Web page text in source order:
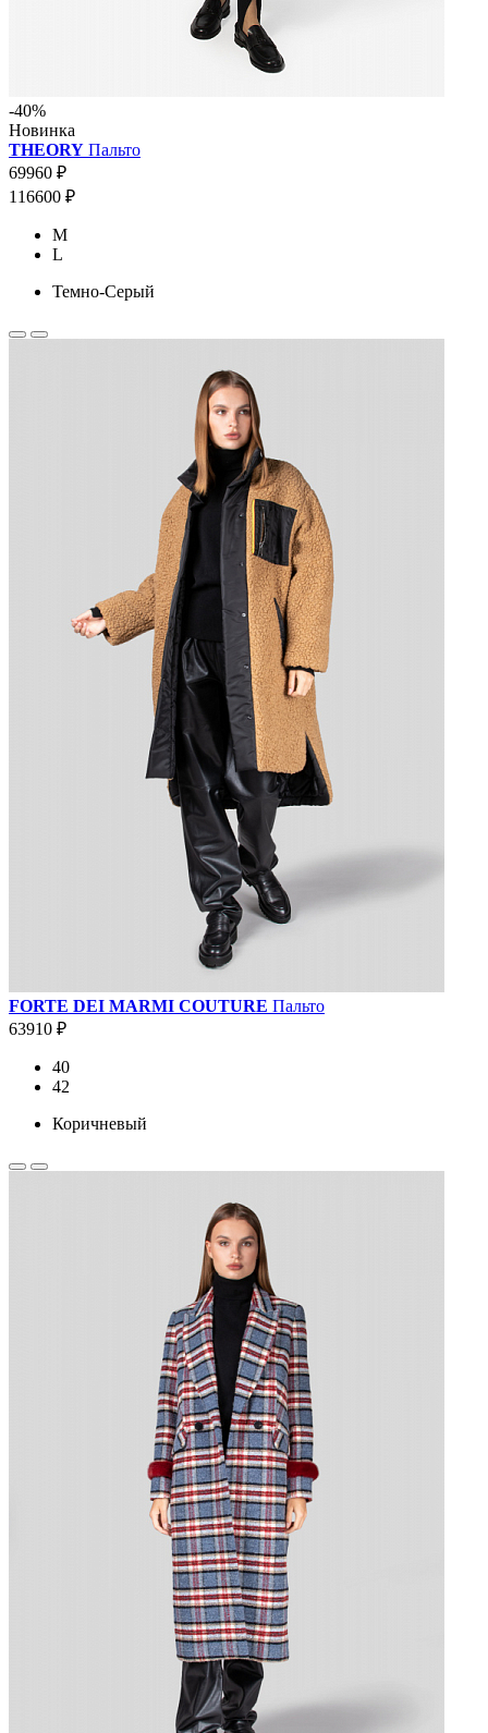
-40%
Новинка
THEORY Пальто
69960 ₽
116600 ₽
M
L
Темно-Серый
FORTE DEI MARMI COUTURE Пальто
63910 ₽
40
42
Коричневый